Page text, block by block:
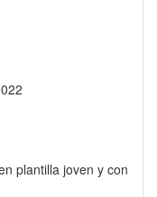
plantilla joven y con